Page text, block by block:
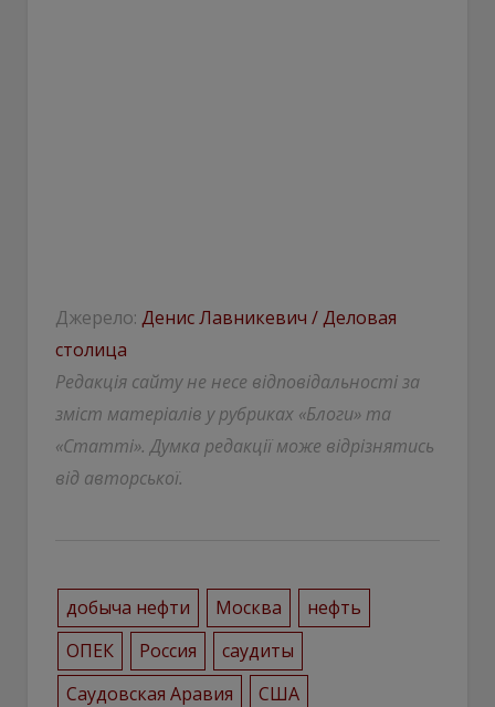
Джерело: Денис Лавникевич / Деловая
столица
Редакція сайту не несе відповідальності за
зміст матеріалів у рубриках «Блоги» та
«Статті». Думка редакції може відрізнятись
від авторської.
добыча нефти Москва
нефть
ОПЕК
Россия
саудиты
Саудовская Аравия
США